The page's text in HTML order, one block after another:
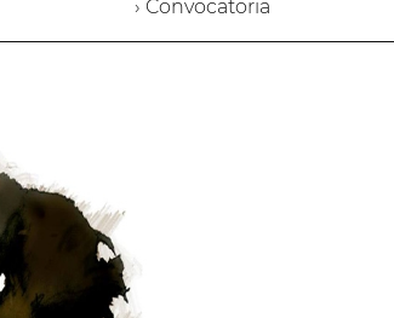
› Convocatoria